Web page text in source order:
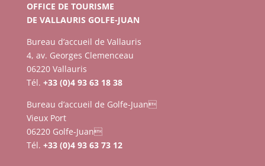
OFFICE DE TOURISME
DE VALLAURIS GOLFE-JUAN
Bureau d’accueil de Vallauris
4, av. Georges Clemenceau
06220 Vallauris
Tél. +33 (0)4 93 63 18 38
Bureau d’accueil de Golfe-Juan
Vieux Port
06220 Golfe-Juan
Tél. +33 (0)4 93 63 73 12